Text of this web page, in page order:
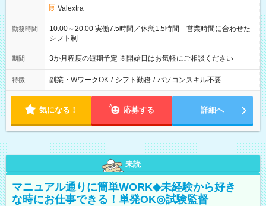
Valextra
勤務時間
10:00～20:00 実働7.5時間／休憩1.5時間 営業時間に合わせた
シフト制
期間 3か月程度の短期予定 ※開始日はお気軽にご相談ください
特徴 副業・WワークOK / シフト勤務 / パソコンスキル不要
気になる！ 応募する 詳細へ
未読
マニュアル通りに簡単WORK◆未経験から好き
な時にお仕事できる！単発OK◎試験監督